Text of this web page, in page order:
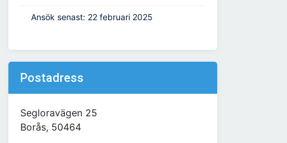
Ansök senast: 22 februari 2025
Postadress
Segloravägen 25
Borås, 50464